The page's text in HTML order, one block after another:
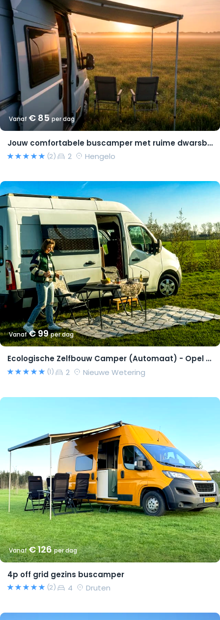
Vanaf € 85per dag
Jouw comfortabele buscamper met ruime dwarsbedden en natural look(s)!
(2) 2 Hengelo
Vanaf€ 99per dag
Ecologische Zelfbouw Camper (Automaat) - Opel Movano 2015 – Richard
(1) 2 Nieuwe Wetering
Vanaf€ 126per dag
4p off grid gezins buscamper
(2) 4 Druten